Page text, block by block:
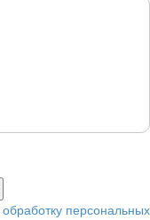
обработку персональных